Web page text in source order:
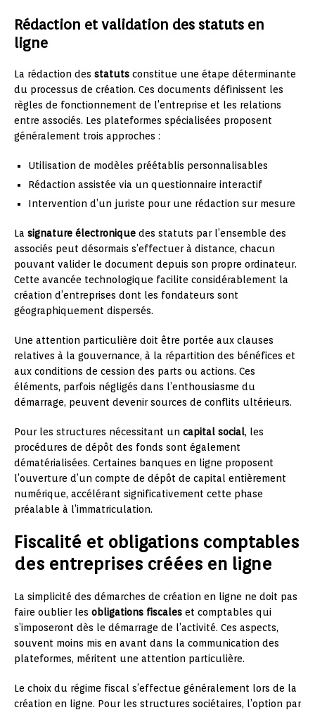
Rédaction et validation des statuts en
ligne
La rédaction des statuts constitue une étape déterminante
du processus de création. Ces documents définissent les
règles de fonctionnement de l’entreprise et les relations
entre associés. Les plateformes spécialisées proposent
généralement trois approches :
Utilisation de modèles préétablis personnalisables
Rédaction assistée via un questionnaire interactif
Intervention d’un juriste pour une rédaction sur mesure
La signature électronique des statuts par l’ensemble des
associés peut désormais s’effectuer à distance, chacun
pouvant valider le document depuis son propre ordinateur.
Cette avancée technologique facilite considérablement la
création d’entreprises dont les fondateurs sont
géographiquement dispersés.
Une attention particulière doit être portée aux clauses
relatives à la gouvernance, à la répartition des bénéfices et
aux conditions de cession des parts ou actions. Ces
éléments, parfois négligés dans l’enthousiasme du
démarrage, peuvent devenir sources de conflits ultérieurs.
Pour les structures nécessitant un capital social, les
procédures de dépôt des fonds sont également
dématérialisées. Certaines banques en ligne proposent
l’ouverture d’un compte de dépôt de capital entièrement
numérique, accélérant significativement cette phase
préalable à l’immatriculation.
Fiscalité et obligations comptables
des entreprises créées en ligne
La simplicité des démarches de création en ligne ne doit pas
faire oublier les obligations fiscales et comptables qui
s’imposeront dès le démarrage de l’activité. Ces aspects,
souvent moins mis en avant dans la communication des
plateformes, méritent une attention particulière.
Le choix du régime fiscal s’effectue généralement lors de la
création en ligne. Pour les structures sociétaires, l’option par